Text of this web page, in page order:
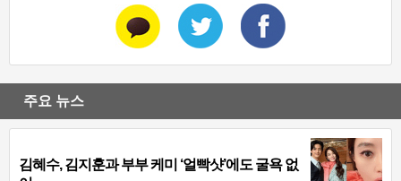
주요 뉴스
김혜수, 김지훈과 부부 케미 ‘얼빡샷’에도 굴욕 없